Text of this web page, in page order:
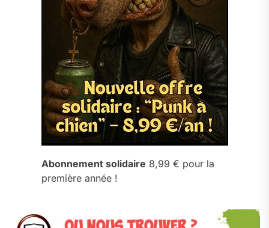
Abonnement solidaire 8,99 € pour la
première année !